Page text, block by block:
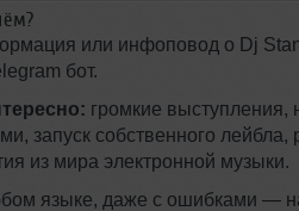
или инфоповод о Dj
бот.
громкие
запуск собственного
из мира электронной музыки.
языке, даже с ошибками —